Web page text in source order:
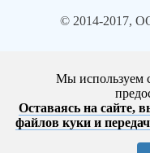
© 2014-2017,
Согласие на
Мы используем
Оставаясь на сайте,
файлов куки и